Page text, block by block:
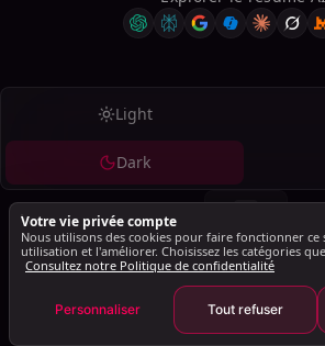
Light
Dark
© 2026 SalesMind AI. Tous droits
SalesMind AI PTE Ltd., 160 Robinson Road,
Federation Centre, Singapore
Votre vie privée compte
Nous utilisons des cookies pour faire fonctionner ce
utilisation et l'améliorer. Choisissez les catégories
Consultez notre Politique de confidentialité
Personnaliser Tout refuser